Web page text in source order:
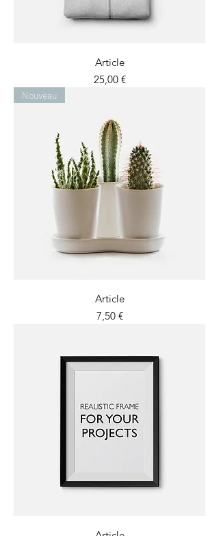
Article
Prix
25,00 €
Nouveau
Article
Prix
7,50 €